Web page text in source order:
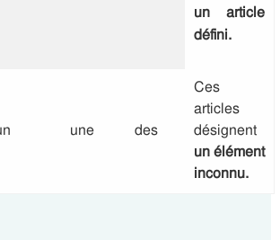
un article
défini.
une des
Ces
articles
désignent
un élément
inconnu.